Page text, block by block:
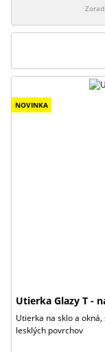
NOVINKA
Utierka Glazy T -
Utierka na sklo a
lesklých povrchov